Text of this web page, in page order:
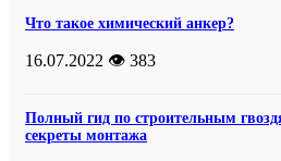
Что такое химический анкер?
16.07.2022 👁️ 383
Полный гид по строительным
секреты монтажа